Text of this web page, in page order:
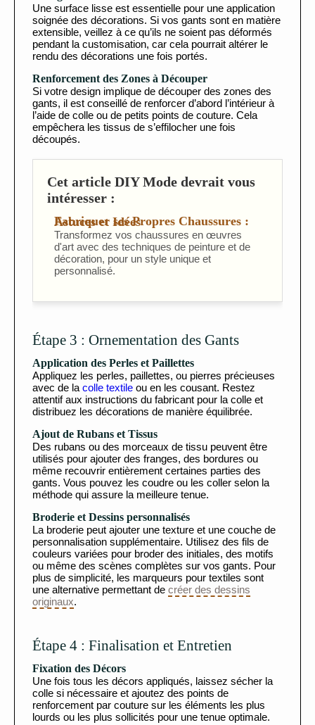
Une surface lisse est essentielle pour une application
soignée des décorations. Si vos gants sont en matière
extensible, veillez à ce qu’ils ne soient pas déformés
pendant la customisation, car cela pourrait altérer le
rendu des décorations une fois portés.
Renforcement des Zones à Découper
Si votre design implique de découper des zones des
gants, il est conseillé de renforcer d’abord l’intérieur à
l’aide de colle ou de petits points de couture. Cela
empêchera les tissus de s’effilocher une fois
découpés.
Cet article DIY Mode devrait vous
intéresser :
Fabriquer ses Propres Chaussures : Astuces et Idées
Transformez vos chaussures en œuvres
d'art avec des techniques de peinture et de
décoration, pour un style unique et
personnalisé.
Étape 3 : Ornementation des Gants
Application des Perles et Paillettes
Appliquez les perles, paillettes, ou pierres précieuses
avec de la colle textile ou en les cousant. Restez
attentif aux instructions du fabricant pour la colle et
distribuez les décorations de manière équilibrée.
Ajout de Rubans et Tissus
Des rubans ou des morceaux de tissu peuvent être
utilisés pour ajouter des franges, des bordures ou
même recouvrir entièrement certaines parties des
gants. Vous pouvez les coudre ou les coller selon la
méthode qui assure la meilleure tenue.
Broderie et Dessins personnalisés
La broderie peut ajouter une texture et une couche de
personnalisation supplémentaire. Utilisez des fils de
couleurs variées pour broder des initiales, des motifs
ou même des scènes complètes sur vos gants. Pour
plus de simplicité, les marqueurs pour textiles sont
une alternative permettant de créer des dessins
originaux.
Étape 4 : Finalisation et Entretien
Fixation des Décors
Une fois tous les décors appliqués, laissez sécher la
colle si nécessaire et ajoutez des points de
renforcement par couture sur les éléments les plus
lourds ou les plus sollicités pour une tenue optimale.